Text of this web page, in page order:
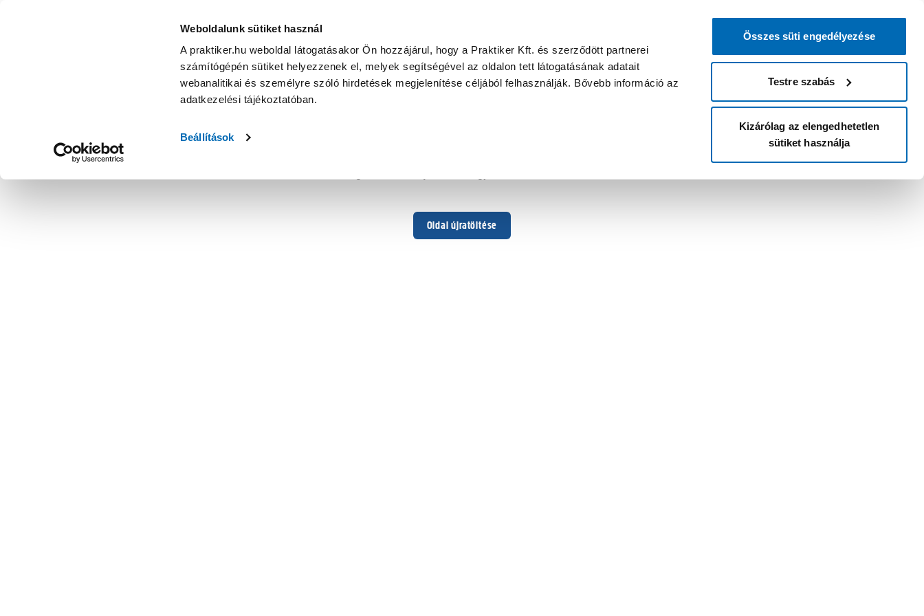
Weboldalunk sütiket használ
A praktiker.hu weboldal látogatásakor Ön hozzájárul, hogy a Praktiker Kft. és szerződött partnerei
számítógépén sütiket helyezzenek el, melyek segítségével az oldalon tett látogatásának adatait
webanalitikai és személyre szóló hirdetések megjelenítése céljából felhasználják. Bővebb információ az
adatkezelési tájékoztatóban.
Beállítások
Összes süti engedélyezése
Testre szabás
Kizárólag az elengedhetetlen
sütiket használja
Oldal újratöltése